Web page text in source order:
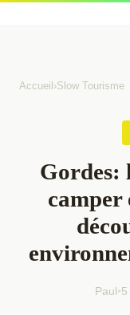
Accueil ›Slow Tourisme
Gordes:
camper
Paul•